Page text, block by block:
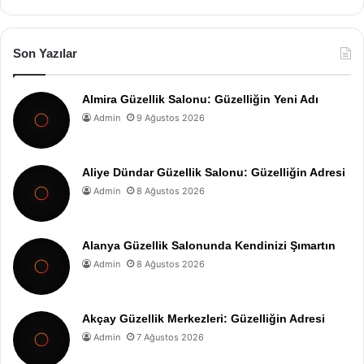
Son Yazılar
Almira Güzellik Salonu: Güzelliğin Yeni Adı
Admin 9 Ağustos 2026
Aliye Dündar Güzellik Salonu: Güzelliğin Adresi
Admin 8 Ağustos 2026
Alanya Güzellik Salonunda Kendinizi Şımartın
Admin 8 Ağustos 2026
Akçay Güzellik Merkezleri: Güzelliğin Adresi
Admin 7 Ağustos 2026